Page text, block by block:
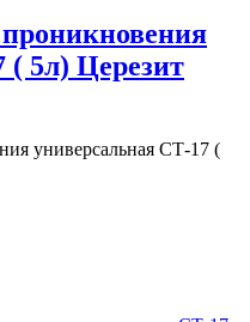
проникновения
( 5л) Церезит
универсальная СТ-17 (